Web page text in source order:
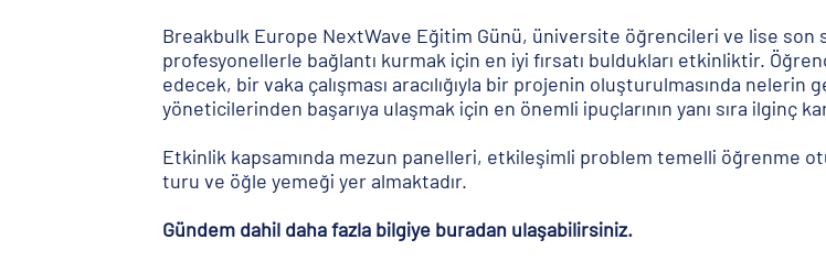
Breakbulk Europe NextWave Eğitim Günü, üniversite öğrencileri ve lise
profesyonellerle bağlantı kurmak için en iyi fırsatı buldukları etkinliktir.
edecek, bir vaka çalışması aracılığıyla bir projenin oluşturulmasında
yöneticilerinden başarıya ulaşmak için en önemli ipuçlarının yanı sıra ilginç
Etkinlik kapsamında mezun panelleri, etkileşimli problem temelli öğrenme
turu ve öğle yemeği yer almaktadır.
Gündem dahil daha fazla bilgiye buradan ulaşabilirsiniz.